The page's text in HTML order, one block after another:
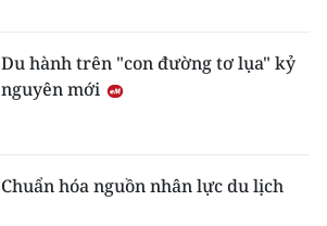
Du hành trên "con đường tơ lụa" kỷ
nguyên mới
Chuẩn hóa nguồn nhân lực du lịch